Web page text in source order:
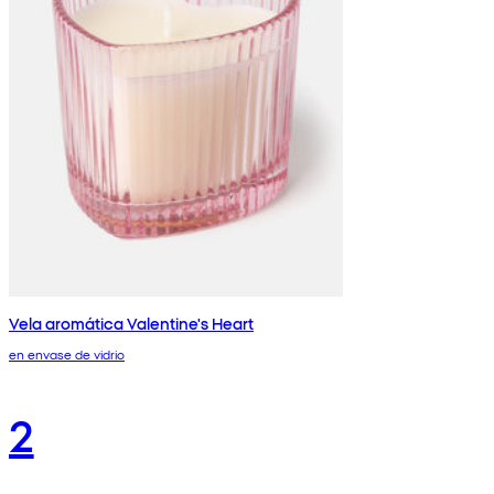
Vela aromática Valentine's Heart
en envase de vidrio
2